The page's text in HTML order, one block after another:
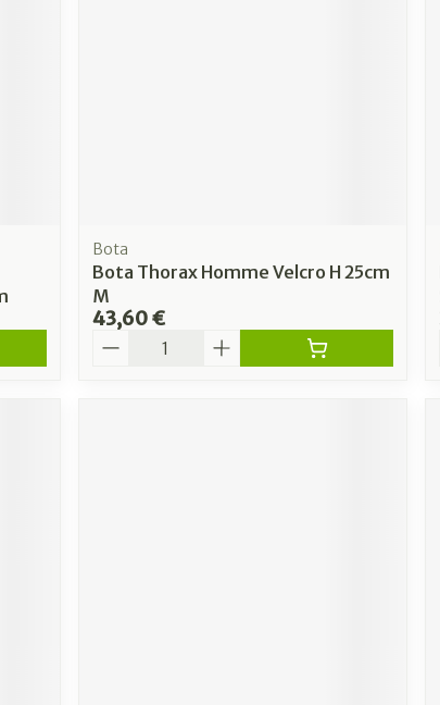
Bota
Bota Thorax Homme Velcro H 25cm
M
43,60 €
Quantité